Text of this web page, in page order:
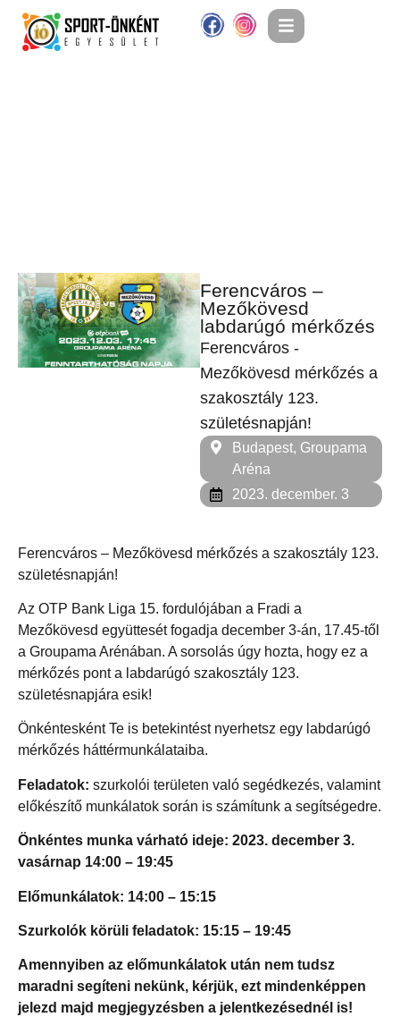
Ferencváros –
Mezőkövesd
labdarúgó mérkőzés
Ferencváros -
Mezőkövesd mérkőzés a
szakosztály 123.
születésnapján!
Budapest, Groupama
Aréna
2023. december. 3
Ferencváros – Mezőkövesd mérkőzés a szakosztály 123.
születésnapján!
Az OTP Bank Liga 15. fordulójában a Fradi a
Mezőkövesd együttesét fogadja december 3-án, 17.45-től
a Groupama Arénában. A sorsolás úgy hozta, hogy ez a
mérkőzés pont a labdarúgó szakosztály 123.
születésnapjára esik!
Önkéntesként Te is betekintést nyerhetsz egy labdarúgó
mérkőzés háttérmunkálataiba.
Feladatok: szurkolói területen való segédkezés, valamint
előkészítő munkálatok során is számítunk a segítségedre.
Önkéntes munka várható ideje: 2023. december 3.
vasárnap 14:00 – 19:45
Előmunkálatok: 14:00 – 15:15
Szurkolók körüli feladatok: 15:15 – 19:45
Amennyiben az előmunkálatok után nem tudsz
maradni segíteni nekünk, kérjük, ezt mindenképpen
jelezd majd megjegyzésben a jelentkezésednél is!